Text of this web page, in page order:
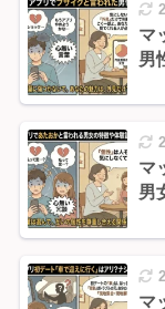
マ
男
マ
男
マ